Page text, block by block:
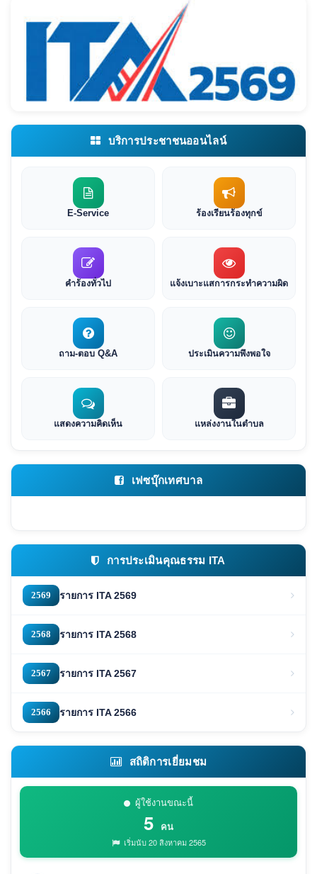
บริการประชาชนออนไลน์
E-Service ร้องเรียนร้องทุกข์
คำร้องทั่วไป แจ้งเบาะแสการกระทำความผิด
ถาม-ตอบ Q&A ประเมินความพึงพอใจ
แสดงความคิดเห็น แหล่งงานในตำบล
เฟซบุ๊กเทศบาล
การประเมินคุณธรรม ITA
2569 รายการ ITA 2569
2568 รายการ ITA 2568
2567 รายการ ITA 2567
2566 รายการ ITA 2566
สถิติการเยี่ยมชม
ผู้ใช้งานขณะนี้
5 คน
เริ่มนับ 20 สิงหาคม 2565